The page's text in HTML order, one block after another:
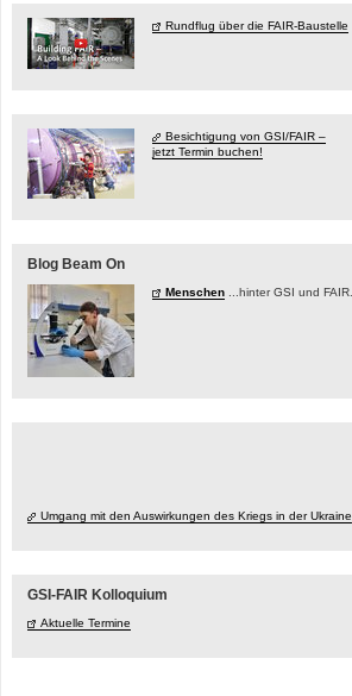
Rundflug über die FAIR-Baustelle
Besichtigung von GSI/FAIR –
jetzt Termin buchen!
Blog Beam On
Menschen ...hinter GSI und FAIR.
Umgang mit den Auswirkungen des Kriegs in der Ukraine
GSI-FAIR Kolloquium
Aktuelle Termine